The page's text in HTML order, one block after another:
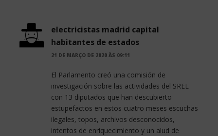
electricistas madrid capital
habitantes de estados
21 DE MARÇO DE 2020 ÀS 09:11
El Parlamento creó una comisión de
investigación sobre las actividades del SREL
con 13 diputados que han descubierto
estupefactos en estos cuatro meses escuchas
ilegales, topos, archivos desconocidos,
intentos de enriquecimiento y un alud de